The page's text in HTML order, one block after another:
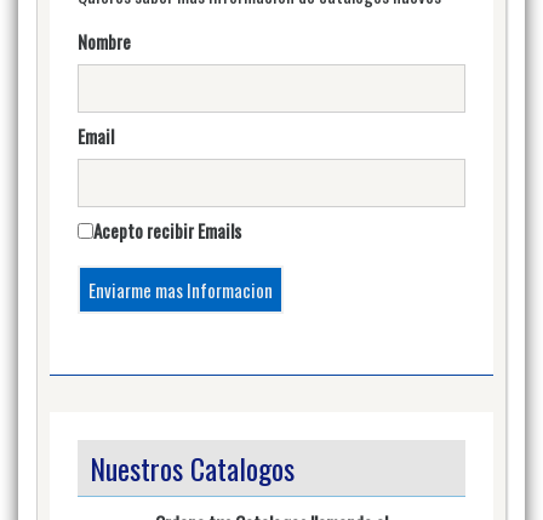
Nombre
Email
Acepto recibir Emails
Nuestros Catalogos